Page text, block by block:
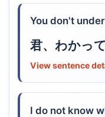
You don't
君、わかっ
View sentence
I do not know